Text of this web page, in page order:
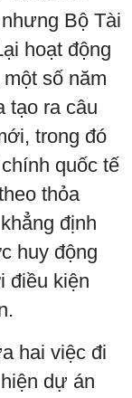
Bộ Tài
hoạt động
số năm
tạo ra câu
trong đó
quốc tế
thỏa
định
huy động
điều kiện
hai việc đi
dự án